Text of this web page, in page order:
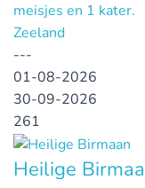
meisjes en 1 kater.
Zeeland
---
01-08-2026
30-09-2026
261
Heilige